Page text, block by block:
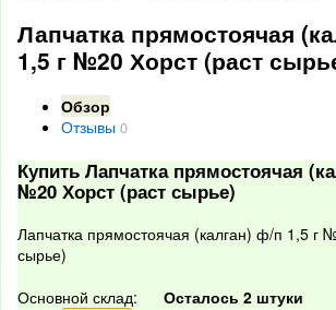
Лапчатка прямостоячая
1,5 г №20 Хорст (раст
Обзор
Отзывы 0
Купить Лапчатка прямостоячая
№20 Хорст (раст сырье)
Лапчатка прямостоячая (калган) ф/п 1,5 г
сырье)
Основной склад:
Осталось 2 штуки